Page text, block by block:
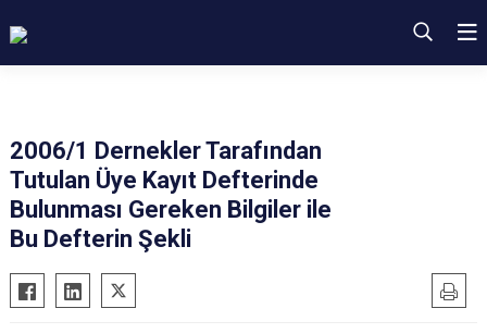
2006/1 Dernekler Tarafından
Tutulan Üye Kayıt Defterinde
Bulunması Gereken Bilgiler ile
Bu Defterin Şekli